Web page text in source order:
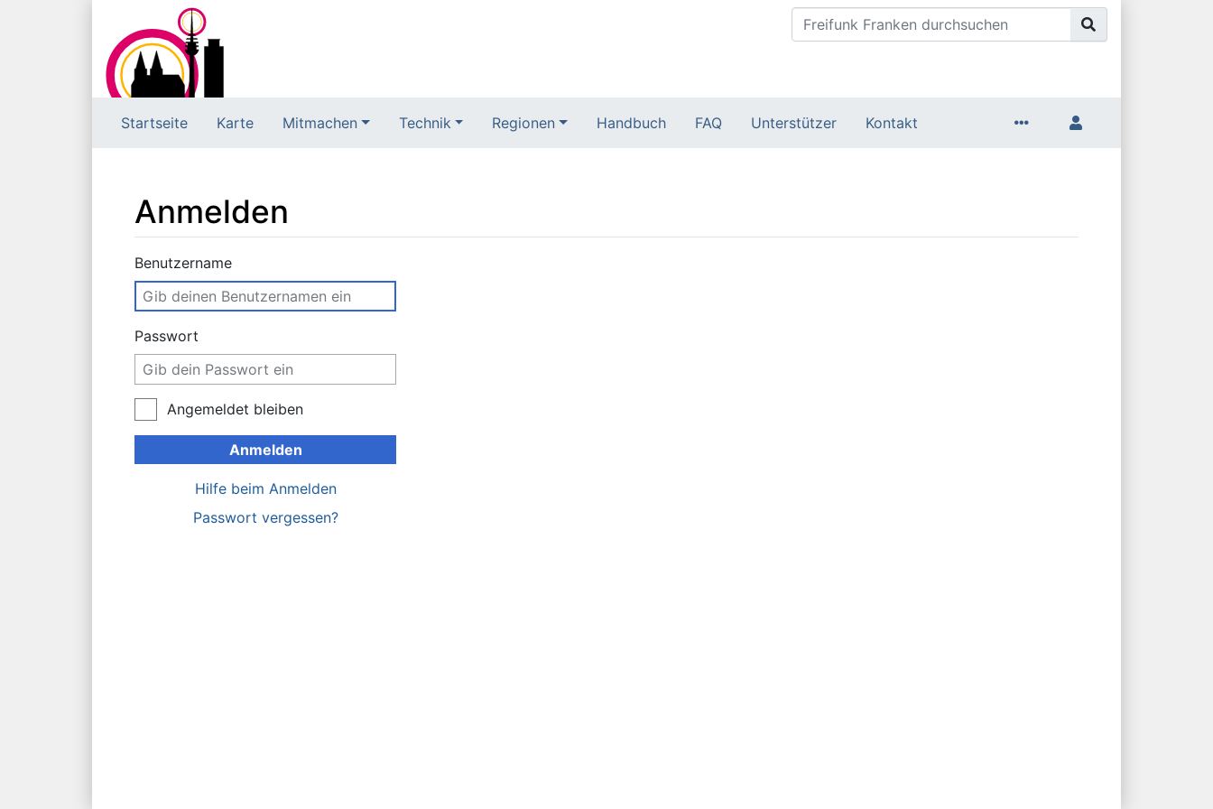
Startseite Karte Mitmachen Technik Regionen Handbuch FAQ Unterstützer Kontakt
Anmelden
Wechseln zu:Navigation
Benutzername
Passwort
Angemeldet bleiben
Anmelden
Hilfe beim Anmelden
Passwort vergessen?